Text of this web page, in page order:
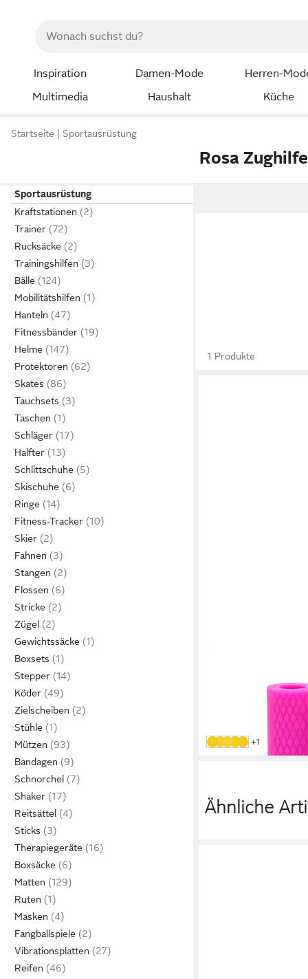
Inspiration Damen-Mode Herren-
Multimedia
Haushalt Küche
Startseite Sportausrüstung
Rosa
Sportausrüstung
Kraftstationen
Trainer
Rucksäcke
Trainingshilfen
Bälle
Mobilitätshilfen
Hanteln
Fitnessbänder
Helme
Protektoren
Skates
Tauchsets
Taschen
Schläger
Halfter
Schlittschuhe
Skischuhe
Ringe
Fitness-Tracker
Skier
Fahnen
Stangen
Flossen
Stricke
Zügel
Gewichtssäcke
Boxsets
Stepper
Köder
Zielscheiben
Stühle
Mützen
Bandagen
Schnorchel
Shaker
Reitsättel
Sticks
Therapiegeräte
Boxsäcke
Matten
Ruten
Masken
Fangballspiele
Vibrationsplatten
Reifen
1 Produkte
strapazierfähig, für
28,99 €
in 2-3 Werktagen bei dir
PinkSchwarz
Gelb
RotGrünweitere Farben:
+1
Ähnliche